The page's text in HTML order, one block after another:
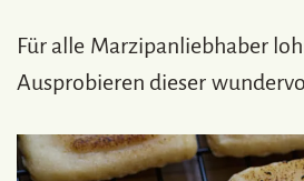
Für alle Marzipanliebhaber
Ausprobieren dieser